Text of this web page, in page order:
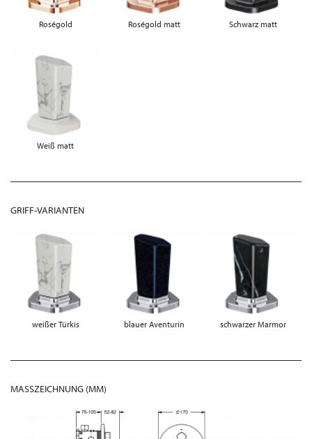
Roségold Roségold matt Schwarz matt
Weiß matt
GRIFF-VARIANTEN
weißer Türkis blauer Aventurin schwarzer Marmor
MASSZEICHNUNG (MM)